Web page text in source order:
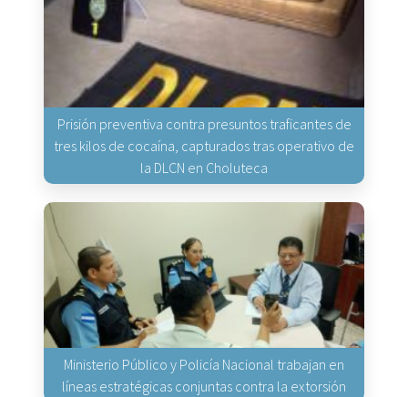
Prisión preventiva contra presuntos traficantes de
tres kilos de cocaína, capturados tras operativo de
la DLCN en Choluteca
Ministerio Público y Policía Nacional trabajan en
líneas estratégicas conjuntas contra la extorsión